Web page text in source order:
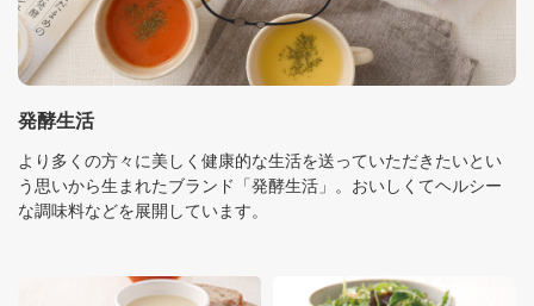
発酵生活
より多くの方々に美しく健康的な生活を送っていただきたいとい
う思いから生まれたブランド「発酵生活」。おいしくてヘルシー
な調味料などを展開しています。